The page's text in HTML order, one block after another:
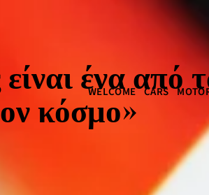
WELCOME CARS
ένα από
κόσμο»